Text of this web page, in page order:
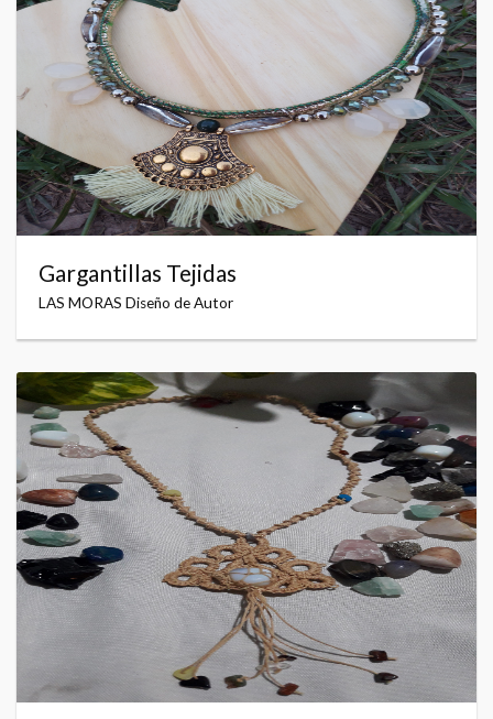
Gargantillas Tejidas
LAS MORAS Diseño de Autor